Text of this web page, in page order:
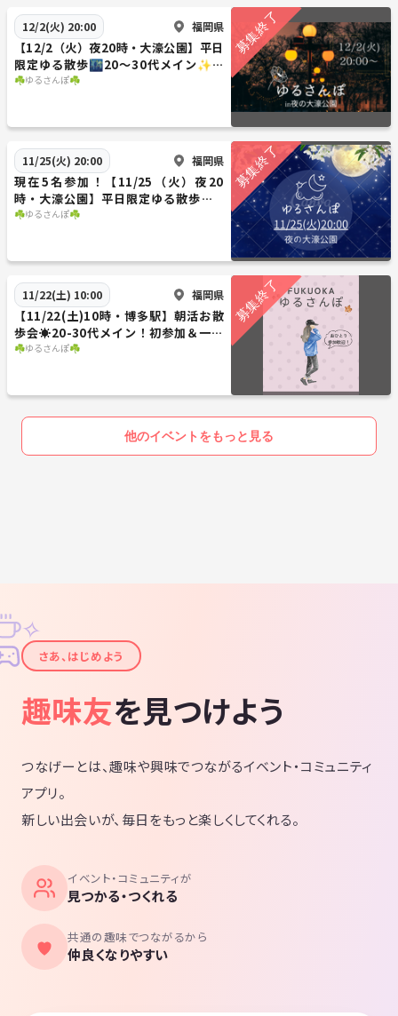
12/2(火) 20:00 福岡県
【12/2（火）夜20時・大濠公園】平日
限定ゆる散歩🌃20〜30代メイン✨一
人参加大歓迎！女性主催🎀
☘️ゆるさんぽ☘️
11/25(火) 20:00 福岡県
現在5名参加！【11/25（火）夜20
時・大濠公園】平日限定ゆる散歩🌃2
0〜30代メイン✨一人参加大歓迎！女
☘️ゆるさんぽ☘️
11/22(土) 10:00 福岡県
【11/22(土)10時・博多駅】朝活お散
歩会☀️20-30代メイン！初参加＆一人
OK✨
☘️ゆるさんぽ☘️
他のイベントをもっと見る
✦
✧
さあ、はじめよう
趣味友を見つけよう
つなげーとは、趣味や興味でつながるイベント・コミュニティ
アプリ。
新しい出会いが、毎日をもっと楽しくしてくれる。
イベント・コミュニティが
見つかる・つくれる
共通の趣味でつながるから
仲良くなりやすい